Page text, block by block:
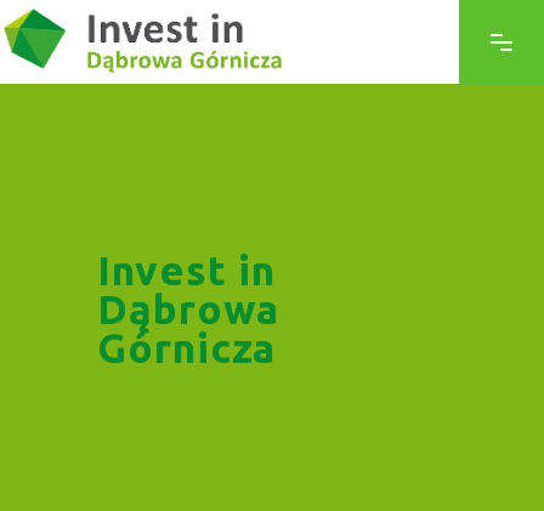
Invest in
Dąbrowa
Górnicza